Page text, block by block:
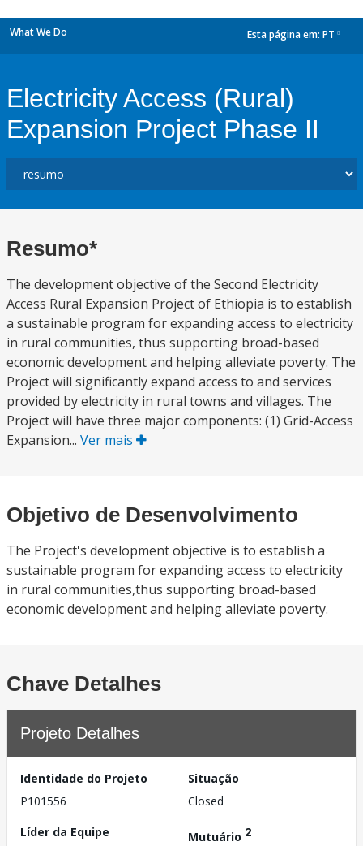
What We Do Esta página em: PT
Electricity Access (Rural)
Expansion Project Phase II
Resumo*
The development objective of the Second Electricity
Access Rural Expansion Project of Ethiopia is to establish
a sustainable program for expanding access to electricity
in rural communities, thus supporting broad-based
economic development and helping alleviate poverty. The
Project will significantly expand access to and services
provided by electricity in rural towns and villages. The
Project will have three major components: (1) Grid-Access
Expansion... Ver mais
Objetivo de Desenvolvimento
The Project's development objective is to establish a
sustainable program for expanding access to electricity
in rural communities,thus supporting broad-based
economic development and helping alleviate poverty.
Chave Detalhes
Projeto Detalhes
Identidade do Projeto
P101556
Situação
Closed
Líder da Equipe
Mutuário 2